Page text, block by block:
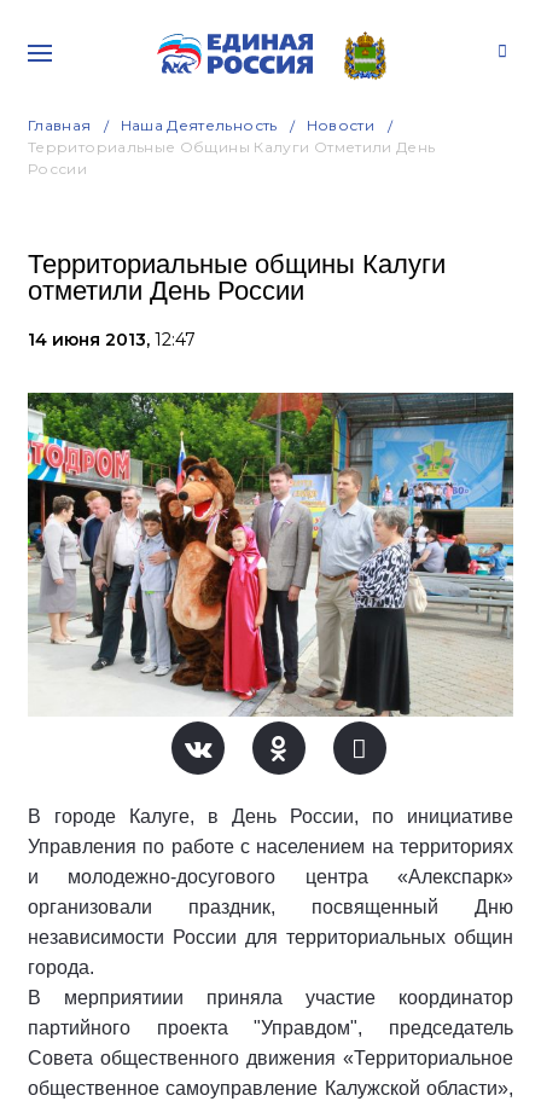
Главная Наша Деятельность
Новости
Территориальные Общины Калуги Отметили День
России
Территориальные общины Калуги
отметили День России
14 июня 2013, 12:47
В городе Калуге, в День России, по инициативе
Управления по работе с населением на территориях
и молодежно-досугового центра «Алекспарк»
организовали праздник, посвященный Дню
независимости России для территориальных общин
города.
В мерприятиии приняла участие координатор
партийного проекта "Управдом", председатель
Совета общественного движения «Территориальное
общественное самоуправление Калужской области»,